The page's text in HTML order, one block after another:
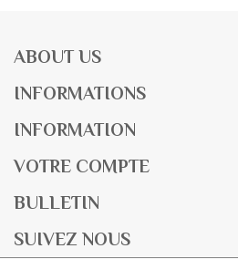
ABOUT US
INFORMATIONS
INFORMATION
VOTRE COMPTE
BULLETIN
SUIVEZ NOUS